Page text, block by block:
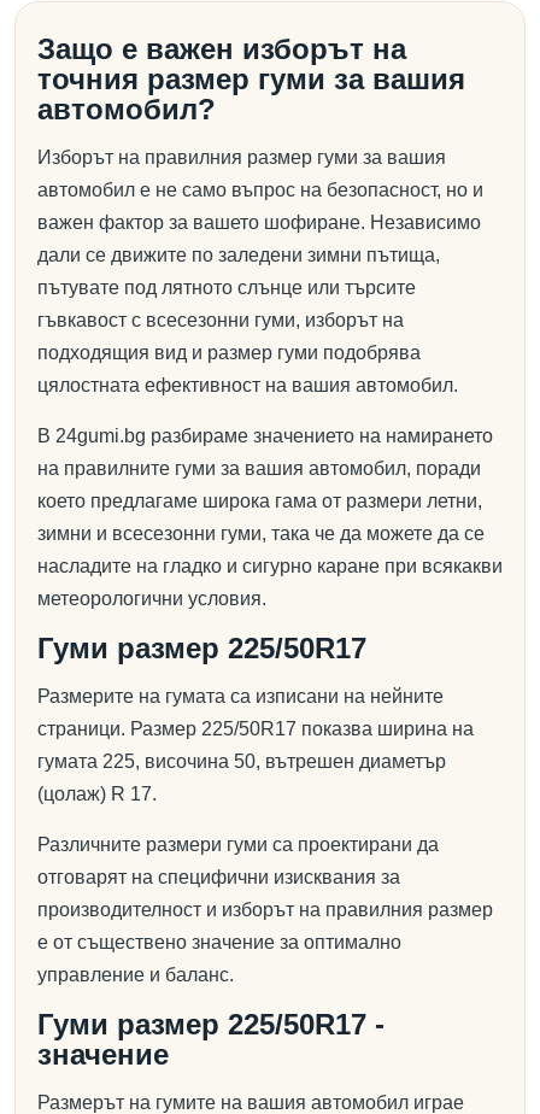
Защо е важен изборът на
точния размер гуми за вашия
автомобил?
Изборът на правилния размер гуми за вашия
автомобил е не само въпрос на безопасност, но и
важен фактор за вашето шофиране. Независимо
дали се движите по заледени зимни пътища,
пътувате под лятното слънце или търсите
гъвкавост с всесезонни гуми, изборът на
подходящия вид и размер гуми подобрява
цялостната ефективност на вашия автомобил.
В 24gumi.bg разбираме значението на намирането
на правилните гуми за вашия автомобил, поради
което предлагаме широка гама от размери летни,
зимни и всесезонни гуми, така че да можете да се
насладите на гладко и сигурно каране при всякакви
метеорологични условия.
Гуми размер 225/50R17
Размерите на гумата са изписани на нейните
страници. Размер 225/50R17 показва ширина на
гумата 225, височина 50, вътрешен диаметър
(цолаж) R 17.
Различните размери гуми са проектирани да
отговарят на специфични изисквания за
производителност и изборът на правилния размер
е от съществено значение за оптимално
управление и баланс.
Гуми размер 225/50R17 -
значение
Размерът на гумите на вашия автомобил играе